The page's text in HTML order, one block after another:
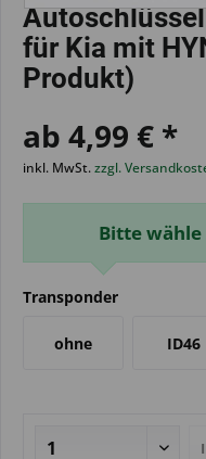
für Kia mit
Produkt)
ab 4,99 € *
inkl. MwSt.zzgl.
Bitte
Transponder
ohne ID46